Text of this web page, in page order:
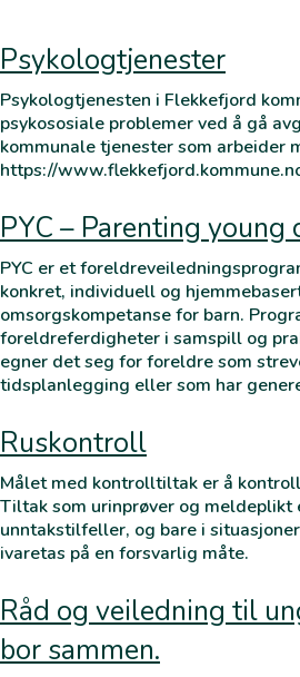
Psykologtjenester
Psykologtjenesten i Flekkefjord
psykososiale problemer ved å gå
kommunale tjenester som arbeider
https://
PYC – Parenting young
PYC er et
konkret, individuell og
omsorgskompetanse for barn.
foreldreferdigheter i samspill og
egner det seg for foreldre som
tidsplanlegging eller som har
Ruskontroll
Målet med kontrolltiltak er å
Tiltak som urinprøver og
unntakstilfeller, og bare i
ivaretas på en forsvarlig måte.
Råd og veiledning til
bor sammen.